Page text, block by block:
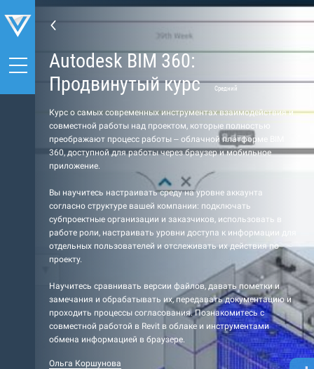
Autodesk BIM 360:
Продвинутый курс
Средний
Курс о самых современных инструментах взаимодействия и
совместной работы над проектом, которые полностью
преображают процесс работы – облачной платформе BIM
360, доступной для работы через браузер и мобильное
приложение.
Вы научитесь настраивать среду на уровне аккаунта
согласно структуре вашей компании: подключать
субпроектные организации и заказчиков, использовать в
работе роли, настраивать уровни доступа к информации для
отдельных пользователей и отслеживать их действия по
проекту.
Научитесь сравнивать версии файлов, давать пометки и
замечания и обрабатывать их, передавать документацию и
проходить процессы согласования. Познакомитесь с
совместной работой в Revit в облаке и инструментами
обмена информацией в браузере.
Ольга Коршунова